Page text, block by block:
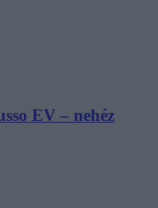
EV – nehéz